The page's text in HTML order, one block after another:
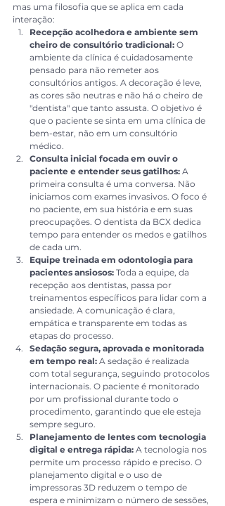
mas uma filosofia que se aplica em cada
interação:
Recepção acolhedora e ambiente sem
cheiro de consultório tradicional: O
ambiente da clínica é cuidadosamente
pensado para não remeter aos
consultórios antigos. A decoração é leve,
as cores são neutras e não há o cheiro de
"dentista" que tanto assusta. O objetivo é
que o paciente se sinta em uma clínica de
bem-estar, não em um consultório
médico.
Consulta inicial focada em ouvir o
paciente e entender seus gatilhos: A
primeira consulta é uma conversa. Não
iniciamos com exames invasivos. O foco é
no paciente, em sua história e em suas
preocupações. O dentista da BCX dedica
tempo para entender os medos e gatilhos
de cada um.
Equipe treinada em odontologia para
pacientes ansiosos: Toda a equipe, da
recepção aos dentistas, passa por
treinamentos específicos para lidar com a
ansiedade. A comunicação é clara,
empática e transparente em todas as
etapas do processo.
Sedação segura, aprovada e monitorada
em tempo real: A sedação é realizada
com total segurança, seguindo protocolos
internacionais. O paciente é monitorado
por um profissional durante todo o
procedimento, garantindo que ele esteja
sempre seguro.
Planejamento de lentes com tecnologia
digital e entrega rápida: A tecnologia nos
permite um processo rápido e preciso. O
planejamento digital e o uso de
impressoras 3D reduzem o tempo de
espera e minimizam o número de sessões,